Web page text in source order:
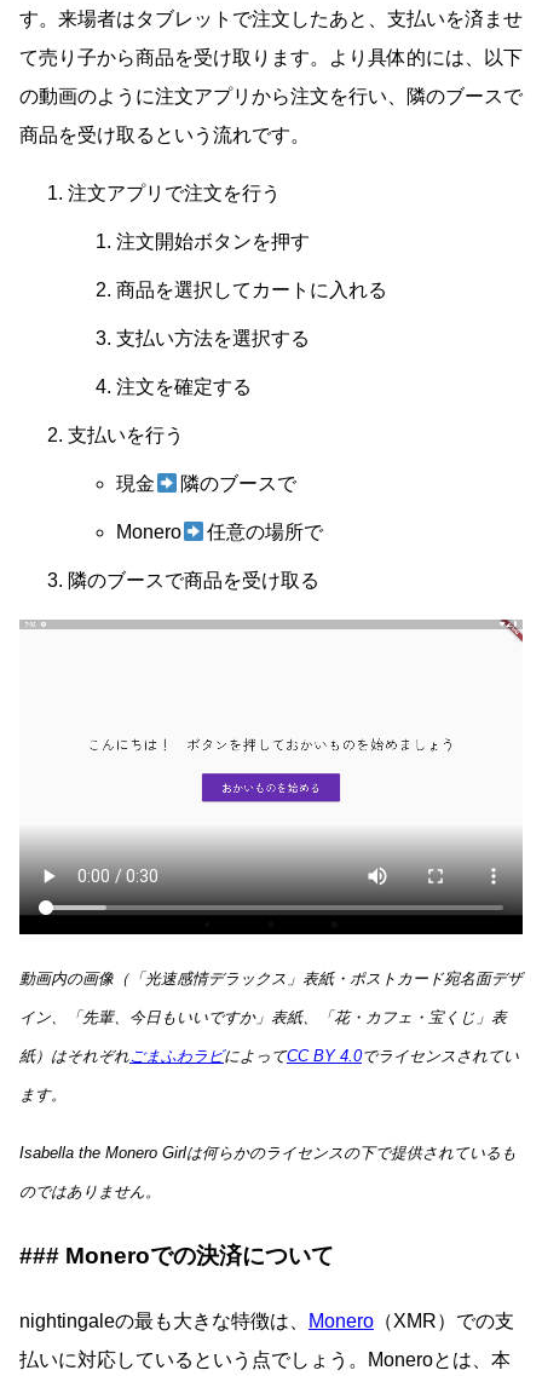
す。来場者はタブレットで注文したあと、支払いを済ませ
て売り子から商品を受け取ります。より具体的には、以下
の動画のように注文アプリから注文を行い、隣のブースで
商品を受け取るという流れです。
注文アプリで注文を行う
注文開始ボタンを押す
商品を選択してカートに入れる
支払い方法を選択する
注文を確定する
支払いを行う
現金 隣のブースで
Monero 任意の場所で
隣のブースで商品を受け取る
動画内の画像（「光速感情デラックス」表紙・ポストカード宛名面デザ
イン、「先輩、今日もいいですか」表紙、「花・カフェ・宝くじ」表
紙）はそれぞれごまふわラビによってCC BY 4.0でライセンスされてい
ます。
Isabella the Monero Girlは何らかのライセンスの下で提供されているも
のではありません。
Moneroでの決済について
nightingaleの最も大きな特徴は、 Monero （XMR）での支
払いに対応しているという点でしょう。Moneroとは、本